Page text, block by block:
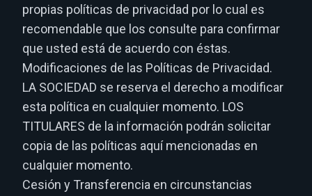
propias políticas de privacidad por lo cual es
recomendable que los consulte para confirmar
que usted está de acuerdo con éstas.
Modificaciones de las Políticas de Privacidad.
LA SOCIEDAD se reserva el derecho a modificar
esta política en cualquier momento. LOS
TITULARES de la información podrán solicitar
copia de las políticas aquí mencionadas en
cualquier momento.
Cesión y Transferencia en circunstancias